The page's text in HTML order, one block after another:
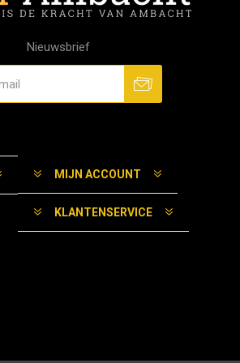
Nieuwsbrief
MIJN ACCOUNT
KLANTENSERVICE